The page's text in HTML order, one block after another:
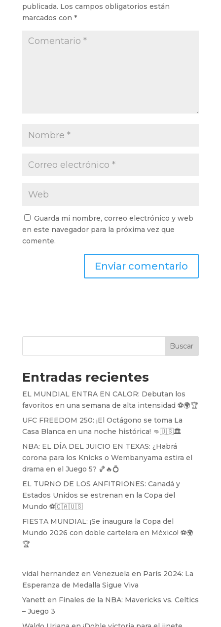
publicada. Los campos obligatorios están
marcados con *
Guarda mi nombre, correo electrónico y web
en este navegador para la próxima vez que
comente.
Buscar
Entradas recientes
EL MUNDIAL ENTRA EN CALOR: Debutan los
favoritos en una semana de alta intensidad ⚽️🌍🏆
UFC FREEDOM 250: ¡El Octágono se toma La
Casa Blanca en una noche histórica! 👊🇺🇸🏛️
NBA: EL DÍA DEL JUICIO EN TEXAS: ¿Habrá
corona para los Knicks o Wembanyama estira el
drama en el Juego 5? 🏀🔥💍
EL TURNO DE LOS ANFITRIONES: Canadá y
Estados Unidos se estrenan en la Copa del
Mundo ⚽️🇨🇦🇺🇸
FIESTA MUNDIAL: ¡Se inaugura la Copa del
Mundo 2026 con doble cartelera en México! ⚽️🌍
🏆
vidal hernandez en Venezuela en París 2024: La
Esperanza de Medalla Sigue Viva
Yanetten Finales de la NBA: Mavericks vs. Celtics
– Juego 3